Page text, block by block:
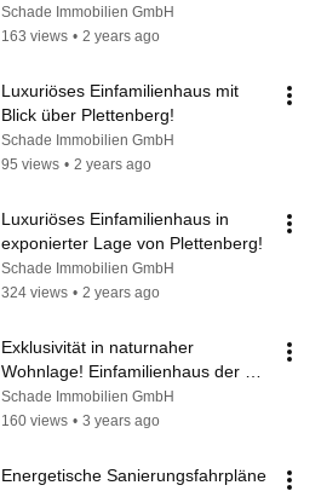
Ein-/Zweifamilienhaus für
Liebhaber!
Schade Immobilien GmbH
163 views • 2 years ago
Luxuriöses Einfamilienhaus mit
Blick über Plettenberg!
Schade Immobilien GmbH
95 views • 2 years ago
Luxuriöses Einfamilienhaus in
exponierter Lage von Plettenberg!
Schade Immobilien GmbH
324 views • 2 years ago
Exklusivität in naturnaher
Wohnlage! Einfamilienhaus der
Extraklasse.
Schade Immobilien GmbH
160 views • 3 years ago
Energetische Sanierungsfahrpläne